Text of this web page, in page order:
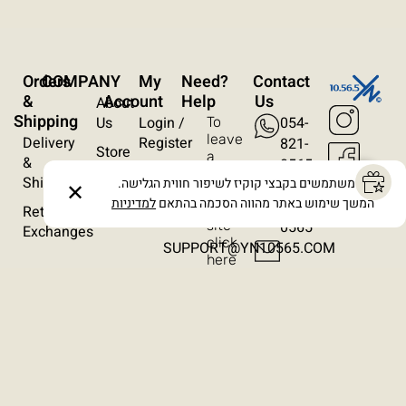
?Need
Help
To
leave
a
message
on
the
site
click
here
Contact
Us
054-
821-
0565
054-
821-
0565​
SUPPORT@YN10565.COM
Orders
&
Shipping
Delivery
&
Shipping
Returns /
Exchanges
My
Account
Login /
Register
Wishlist
Orders
COMPANY
About
Us
Store
Locations
Contact
אנו משתמשים בקבצי קוקיז לשיפור חווית הגלישה.
המשך שימוש באתר מהווה הסכמה בהתאםלמדיניות ✕
סרגל קריאה
הסתרת תמונות